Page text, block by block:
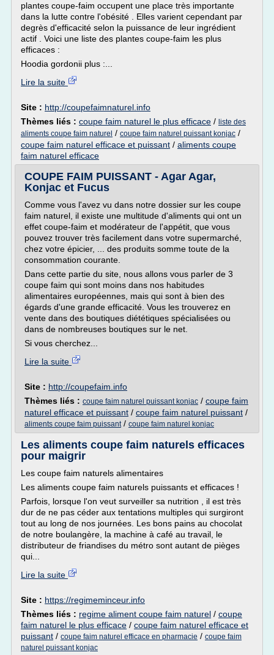
plantes coupe-faim occupent une place très importante
dans la lutte contre l'obésité . Elles varient cependant par
degrès d'efficacité selon la puissance de leur ingrédient
actif . Voici une liste des plantes coupe-faim les plus
efficaces :
Hoodia gordonii plus :...
Lire la suite
Site : http://coupefaimnaturel.info
Thèmes liés : coupe faim naturel le plus efficace / liste des
aliments coupe faim naturel / coupe faim naturel puissant konjac /
coupe faim naturel efficace et puissant / aliments coupe
faim naturel efficace
COUPE FAIM PUISSANT - Agar Agar,
Konjac et Fucus
Comme vous l'avez vu dans notre dossier sur les coupe
faim naturel, il existe une multitude d'aliments qui ont un
effet coupe-faim et modérateur de l'appétit, que vous
pouvez trouver très facilement dans votre supermarché,
chez votre épicier, ... des produits somme toute de la
consommation courante.
Dans cette partie du site, nous allons vous parler de 3
coupe faim qui sont moins dans nos habitudes
alimentaires européennes, mais qui sont à bien des
égards d'une grande efficacité. Vous les trouverez en
vente dans des boutiques diététiques spécialisées ou
dans de nombreuses boutiques sur le net.
Si vous cherchez...
Lire la suite
Site : http://coupefaim.info
Thèmes liés : coupe faim naturel puissant konjac / coupe faim
naturel efficace et puissant / coupe faim naturel puissant /
aliments coupe faim puissant/ coupe faim naturel konjac
Les aliments coupe faim naturels efficaces
pour maigrir
Les coupe faim naturels alimentaires
Les aliments coupe faim naturels puissants et efficaces !
Parfois, lorsque l'on veut surveiller sa nutrition , il est très
dur de ne pas céder aux tentations multiples qui surgiront
tout au long de nos journées. Les bons pains au chocolat
de notre boulangère, la machine à café au travail, le
distributeur de friandises du métro sont autant de pièges
qui...
Lire la suite
Site : https://regimeminceur.info
Thèmes liés : regime aliment coupe faim naturel / coupe
faim naturel le plus efficace / coupe faim naturel efficace et
puissant / coupe faim naturel efficace en pharmacie / coupe faim
naturel puissant konjac